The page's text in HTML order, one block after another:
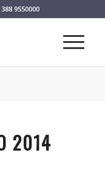
9550000
2014